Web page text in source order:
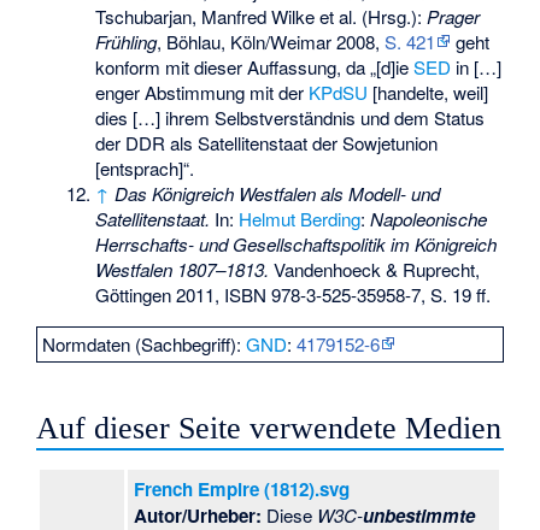
Tschubarjan, Manfred Wilke et al. (Hrsg.):Prager
Frühling, Böhlau, Köln/Weimar 2008,S. 421
geht
konform mit dieser Auffassung, da „[d]ieSED in […]
enger Abstimmung mit der KPdSU [handelte, weil]
dies […] ihrem Selbstverständnis und dem Status
der DDR als Satellitenstaat der Sowjetunion
[entsprach]“.
↑ Das Königreich Westfalen als Modell- und
Satellitenstaat. In: Helmut Berding:Napoleonische
Herrschafts- und Gesellschaftspolitik im Königreich
Westfalen 1807–1813. Vandenhoeck & Ruprecht,
Göttingen 2011, ISBN 978-3-525-35958-7, S. 19 ff.
Normdaten (Sachbegriff):GND:4179152-6
Auf dieser Seite verwendete Medien
French Empire (1812).svg
Autor/Urheber: Diese W3C-unbestimmte